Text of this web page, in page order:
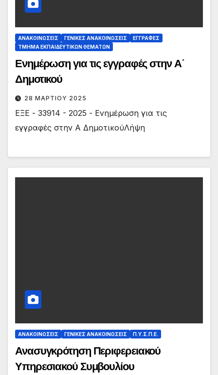
ΑΝΑΚΟΙΝΏΣΕΙΣ ΓΕΝΙΚΈΣ ΑΝΑΚΟΙΝΏΣΕΙΣ
ΕΓΓΡΑΦΈΣ
ΤΜΉΜΑ ΕΚΠΑΙΔΕΥΤΙΚΏΝ ΘΕΜΆΤΩΝ
Ενημέρωση για τις εγγραφές στην Α΄
Δημοτικού
28 ΜΑΡΤΊΟΥ 2025
ΕΞΕ - 33914 - 2025 - Ενημέρωση για τις
εγγραφές στην Α ΔημοτικούΛήψη
ΑΝΑΚΟΙΝΏΣΕΙΣ ΓΕΝΙΚΈΣ ΑΝΑΚΟΙΝΏΣΕΙΣ Π.Υ.Σ.Π.Ε.
Ανασυγκρότηση Περιφερειακού
Υπηρεσιακού Συμβουλίου